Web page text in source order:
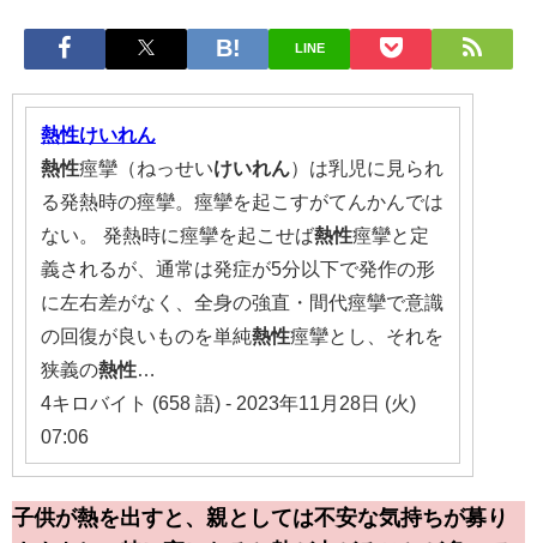
LINE
熱性けいれん
熱性痙攣（ねっせいけいれん）は乳児に見られ
る発熱時の痙攣。痙攣を起こすがてんかんでは
ない。 発熱時に痙攣を起こせば熱性痙攣と定
義されるが、通常は発症が5分以下で発作の形
に左右差がなく、全身の強直・間代痙攣で意識
の回復が良いものを単純熱性痙攣とし、それを
狭義の熱性
4キロバイト (658 語) - 2023年11月28日 (火)
07:06
子供が熱を出すと、親としては不安な気持ちが募り